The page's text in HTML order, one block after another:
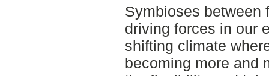
Symbioses between
driving forces in our
shifting climate
becoming more and